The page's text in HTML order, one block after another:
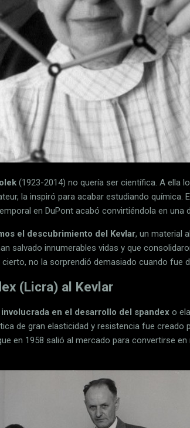
(1923-2014) no quería ser científica. A ella
la inspiró para acabar estudiando
en DuPont acabó convirtiéndola en
el descubrimiento del Kevlar, un material
salvado innumerables vidas y que
cierto, no la sorprendió demasiado cuando fue
(Licra) al Kevlar
involucrada en el desarrollo del spandex o
de gran elasticidad y resistencia fue
en 1958 salió al mercado para convertirse